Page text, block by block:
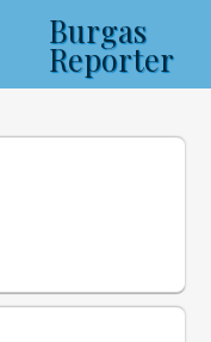
Burgas
Reporter